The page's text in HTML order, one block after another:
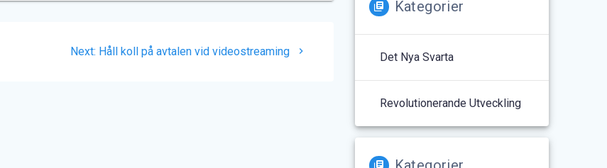
Next: Next
Håll koll på avtalen vid videostreaming
Kategorier
Det Nya Svarta
Revolutionerande Utveckling